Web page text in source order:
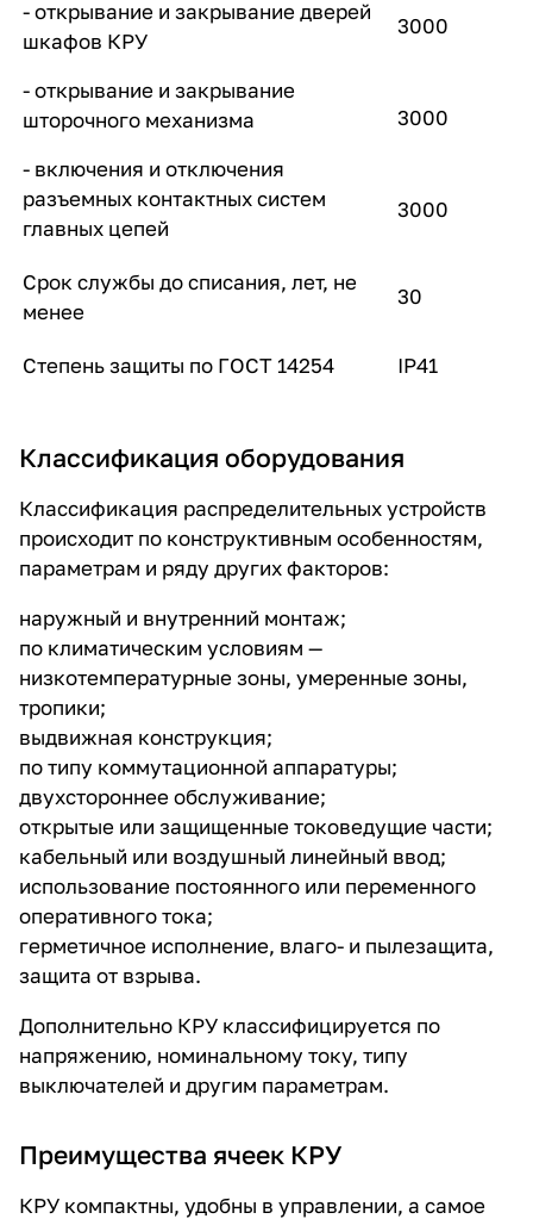
- открывание и закрывание дверей
шкафов КРУ
- открывание и закрывание
шторочного механизма
- включения и отключения
разъемных контактных систем
главных цепей
3000
3000
3000
Срок службы до списания, лет, не
менее
30
Степень защиты по ГОСТ 14254 IP41
Классификация оборудования
Классификация распределительных устройств
происходит по конструктивным особенностям,
параметрам и ряду других факторов:
наружный и внутренний монтаж;
по климатическим условиям —
низкотемпературные зоны, умеренные зоны,
тропики;
выдвижная конструкция;
по типу коммутационной аппаратуры;
двухстороннее обслуживание;
открытые или защищенные токоведущие части;
кабельный или воздушный линейный ввод;
использование постоянного или переменного
оперативного тока;
герметичное исполнение, влаго- и пылезащита,
защита от взрыва.
Дополнительно КРУ классифицируется по
напряжению, номинальному току, типу
выключателей и другим параметрам.
Преимущества ячеек КРУ
КРУ компактны, удобны в управлении, а самое